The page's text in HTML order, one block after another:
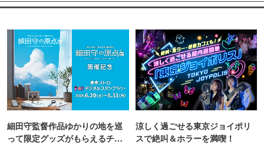
細田守監督作品ゆかりの地を巡
って限定グッズがもらえるチャ
涼しく過ごせる東京ジョイポリ
スで絶叫＆ホラーを満喫！